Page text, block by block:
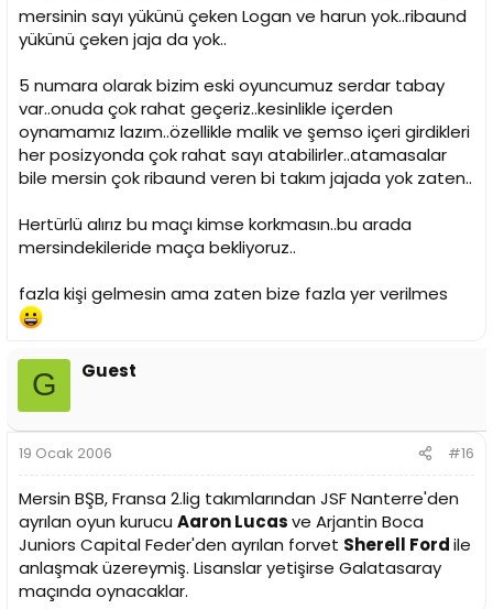
mersinin sayı yükünü çeken Logan ve harun yok..ribaund
yükünü çeken jaja da yok..
5 numara olarak bizim eski oyuncumuz serdar tabay
var..onuda çok rahat geçeriz..kesinlikle içerden
oynamamız lazım..özellikle malik ve şemso içeri girdikleri
her posizyonda çok rahat sayı atabilirler..atamasalar
bile mersin çok ribaund veren bi takım jajada yok zaten..
Hertürlü alırız bu maçı kimse korkmasın..bu arada
mersindekileride maça bekliyoruz..
fazla kişi gelmesin ama zaten bize fazla yer verilmes
G Guest
19 Ocak 2006 #16
Mersin BŞB, Fransa 2.lig takımlarından JSF Nanterre'den
ayrılan oyun kurucu Aaron Lucasve Arjantin Boca
Juniors Capital Feder'den ayrılan forvet Sherell Fordile
anlaşmak üzereymiş. Lisanslar yetişirse Galatasaray
maçında oynacaklar.